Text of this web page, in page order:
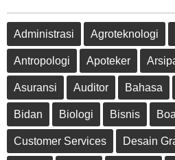
Administrasi Agroteknologi
Antropologi Apoteker
Asuransi Auditor Bahasa
Bidan Biologi Bisnis
Customer Services Desain